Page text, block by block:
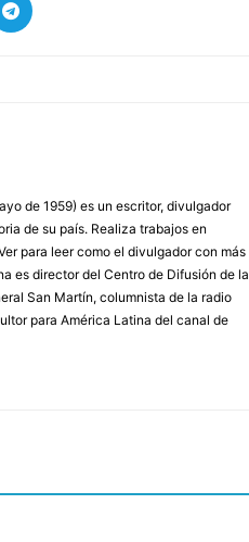
de 1959) es un escritor, divulgador
de su país. Realiza trabajos en
para leer como el divulgador con más
es director del Centro de Difusión de la
San Martín, columnista de la radio
para América Latina del canal de